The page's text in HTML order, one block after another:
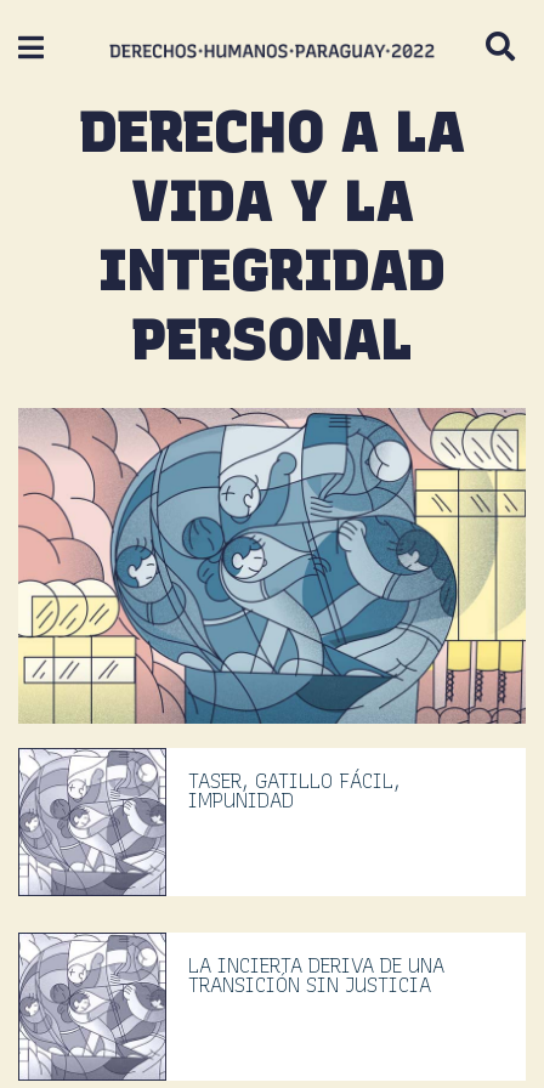
DERECHO A LA
VIDA Y LA
INTEGRIDAD
PERSONAL
TASER, GATILLO FÁCIL,
IMPUNIDAD
LA INCIERTA DERIVA DE UNA
TRANSICIÓN SIN JUSTICIA